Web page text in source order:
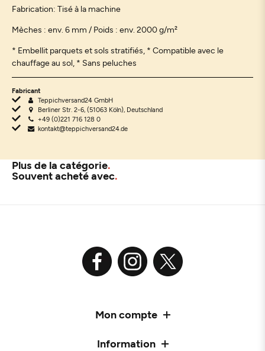
Fabrication: Tisé à la machine
Mèches : env. 6 mm / Poids : env. 2000 g/m²
* Embellit parquets et sols stratifiés, * Compatible avec le
chauffage au sol, * Sans peluches
Fabricant
Teppichversand24 GmbH
Berliner Str. 2-6, (51063 Köln), Deutschland
+49 (0)221 716 128 0
kontakt@teppichversand24.de
Plus de la catégorie
Souvent acheté avec
Mon compte
Information